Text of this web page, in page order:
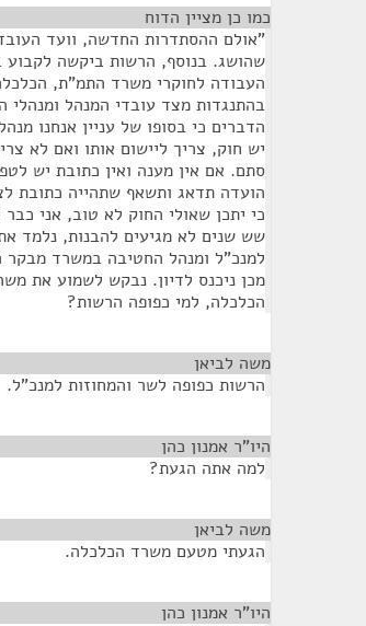
כמו כן מציין הדוח
"אולם ההסתדרות החדשה, וועד
שהושג. בנוסף, הרשות ביקשה לקבוע
העבודה לחוקרי משרד התמ"ת,
בהתנגדות מצד עובדי המנהל ומנהלי
הדברים כי בסופו של עניין אנחנו
יש חוק, צריך ליישום אותו ואם לא
סתם. אם אין מענה ואין כתובת יש
הועדה תדאג ותשאף שתהייה כתובת
כי יתכן שאולי החוק לא טוב, אני
שש שנים לא מגיעים להבנות, נלמד את
למנכ"ל ומנהל החטיבה במשרד מבקר
מכן ניכנס לדיון. נבקש לשמוע את
הכלכלה, למי כפופה הרשות?
משה לביאן
הרשות כפופה לשר והמחוזות למנכ"ל.
היו"ר אמנון כהן
למה אתה הגעת?
משה לביאן
הגעתי מטעם משרד הכלכלה.
היו"ר אמנון כהן